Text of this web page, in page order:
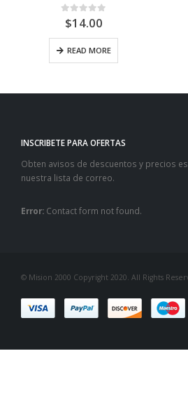
LIBROS QUE CAMBIAN VIDAS
out of 5
$14.00
READ MORE
INSCRIBETE PARA OFERTAS
Obten avisos de descuentos y precios
nuestra lista de correo.
Error: Contact form not found.
© Mision 2000 Copyright 2020. All Rights